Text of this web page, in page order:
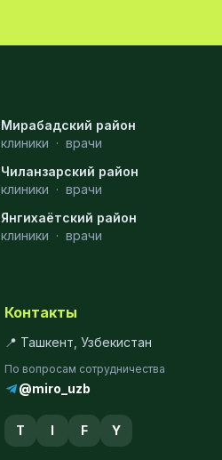
Мирабадский район
клиники · врачи
Чиланзарский район
клиники · врачи
Янгихаётский район
клиники · врачи
Контакты
📍 Ташкент, Узбекистан
По вопросам сотрудничества
@miro_uzb
T I F Y